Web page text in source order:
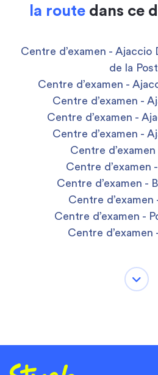
la routedans ce
Centre d’examen - Ajaccio
de la
Centre d’examen -
Centre d’examen -
Centre d’examen -
Centre d’examen -
Centre
Centre d’examen
Centre d’examen -
Centre d’examen
Centre d’examen -
Centre d’examen